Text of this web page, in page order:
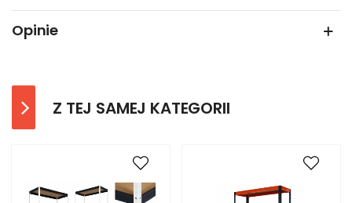
Opinie
Z TEJ SAMEJ KATEGORII